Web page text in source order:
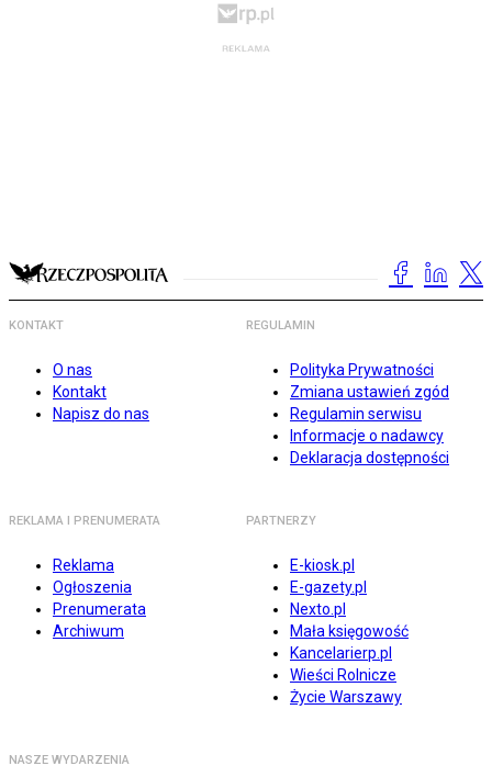
KONTAKT
O nas
Kontakt
Napisz do nas
REGULAMIN
Polityka Prywatności
Zmiana ustawień zgód
Regulamin serwisu
Informacje o nadawcy
Deklaracja dostępności
REKLAMA I PRENUMERATA
Reklama
Ogłoszenia
Prenumerata
Archiwum
PARTNERZY
E-kiosk.pl
E-gazety.pl
Nexto.pl
Mała księgowość
Kancelarierp.pl
Wieści Rolnicze
Życie Warszawy
NASZE WYDARZENIA